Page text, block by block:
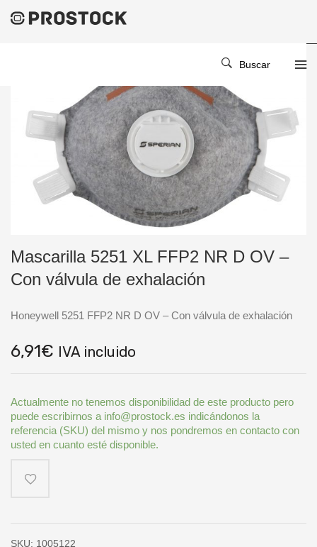
Buscar
Mascarilla 5251 XL FFP2 NR D OV –
Con válvula de exhalación
Honeywell 5251 FFP2 NR D OV – Con válvula de exhalación
6,91€ IVA incluido
Actualmente no tenemos disponibilidad de este producto pero
puede escribirnos a info@prostock.es indicándonos la
referencia (SKU) del mismo y nos pondremos en contacto con
usted en cuanto esté disponible.
SKU: 1005122